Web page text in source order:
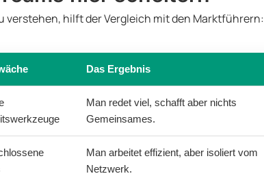
verstehen, hilft der Vergleich mit den Marktführern:
Das Ergebnis
Man redet viel, schafft aber nichts
Gemeinsames.
Man arbeitet effizient, aber isoliert vom
Netzwerk.